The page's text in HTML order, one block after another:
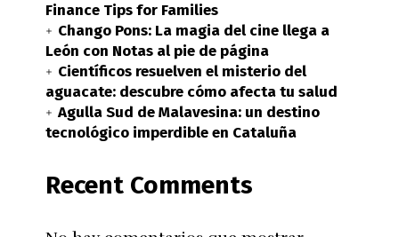
Finance Tips for Families
Chango Pons: La magia del cine llega a
León con Notas al pie de página
Científicos resuelven el misterio del
aguacate: descubre cómo afecta tu salud
Agulla Sud de Malavesina: un destino
tecnológico imperdible en Cataluña
Recent Comments